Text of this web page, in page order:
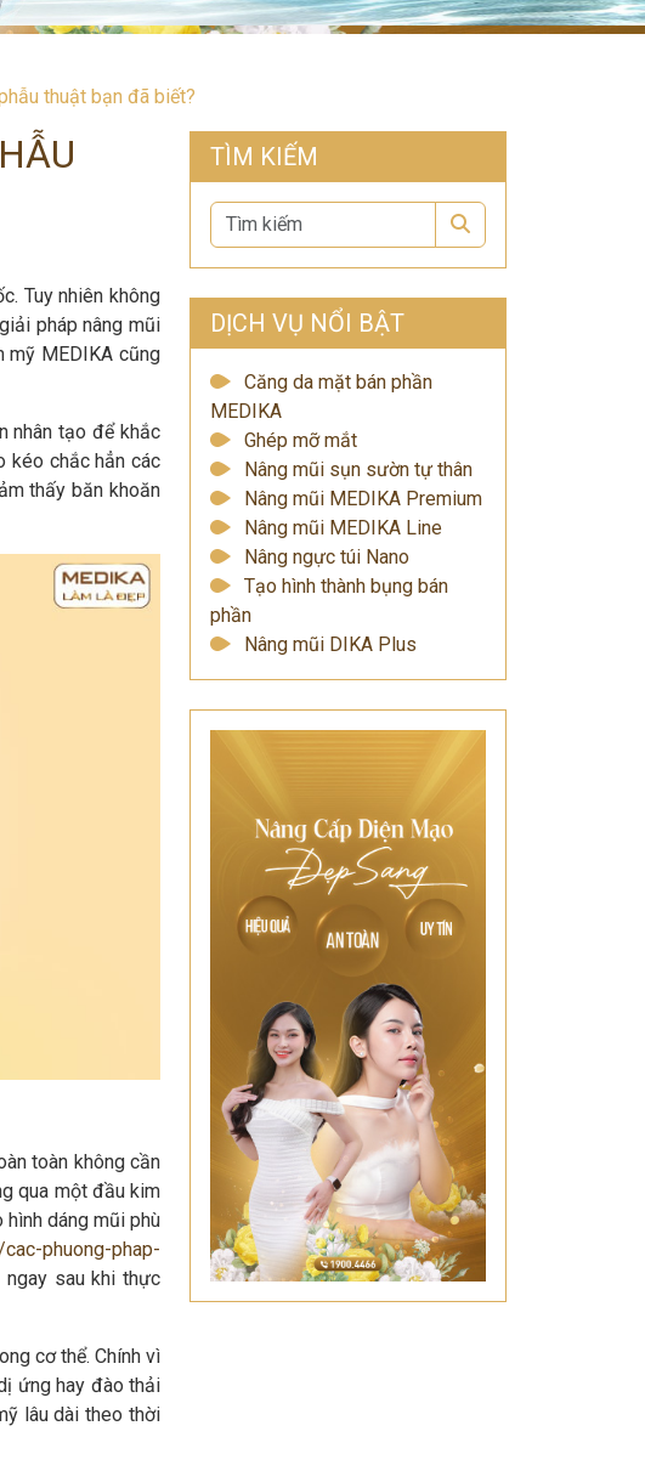
thuật bạn đã biết?
Tuy nhiên không
pháp nâng mũi
mỹ MEDIKA cũng
nhân tạo để khắc
kéo chắc hẳn các
thấy băn khoăn
toàn không cần
qua một đầu kim
dáng mũi phù
phuong-phap-
sau khi thực
cơ thể. Chính vì
ứng hay đào thải
lâu dài theo thời
TÌM KIẾM
DỊCH VỤ NỔI BẬT
Căng da mặt bán phần
MEDIKA
Ghép mỡ mắt
Nâng mũi sụn sườn tự thân
Nâng mũi MEDIKA Premium
Nâng mũi MEDIKA Line
Nâng ngực túi Nano
Tạo hình thành bụng bán
phần
Nâng mũi DIKA Plus